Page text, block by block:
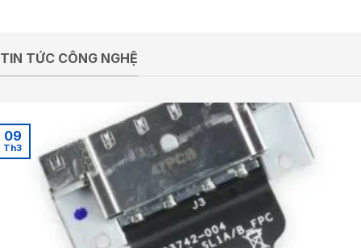
TIN TỨC CÔNG NGHỆ
09
Th3